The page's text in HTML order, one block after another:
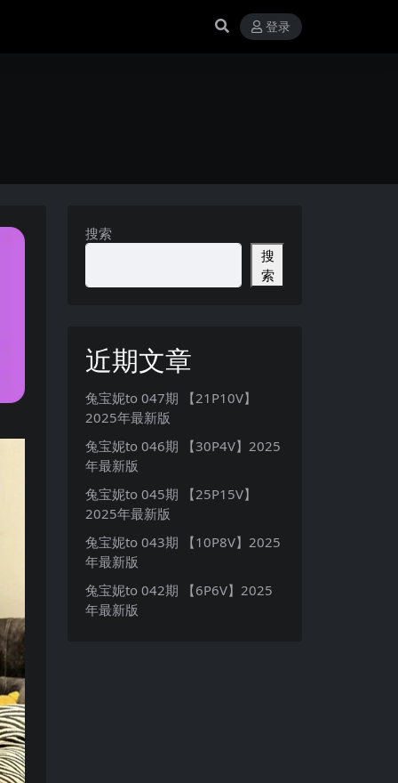
登录
搜索
搜
索
近期文章
兔宝妮to 047期 【21P10V】
2025年最新版
兔宝妮to 046期 【30P4V】2025
年最新版
兔宝妮to 045期 【25P15V】
2025年最新版
兔宝妮to 043期 【10P8V】2025
年最新版
兔宝妮to 042期 【6P6V】2025
年最新版